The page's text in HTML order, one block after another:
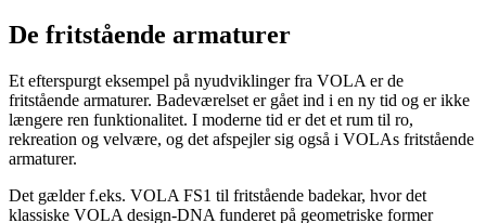
De fritstående armaturer
Et efterspurgt eksempel på nyudviklinger fra VOLA er de
fritstående armaturer. Badeværelset er gået ind i en ny tid og er ikke
længere ren funktionalitet. I moderne tid er det et rum til ro,
rekreation og velvære, og det afspejler sig også i VOLAs fritstående
armaturer.
Det gælder f.eks. VOLA FS1 til fritstående badekar, hvor det
klassiske VOLA design-DNA funderet på geometriske former